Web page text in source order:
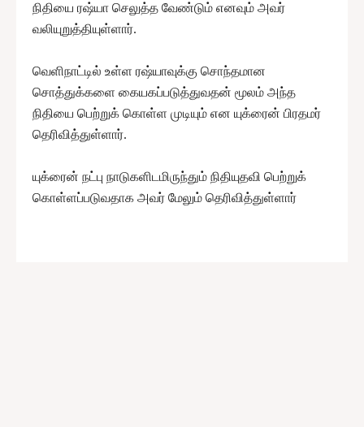
நிதியை ரஷ்யா செலுத்த வேண்டும் எனவும் அவர்
வலியுறுத்தியுள்ளார்.
வெளிநாட்டில் உள்ள ரஷ்யாவுக்கு சொந்தமான
சொத்துக்களை கையகப்படுத்துவதன் மூலம் அந்த
நிதியை பெற்றுக் கொள்ள முடியும் என யுக்ரைன் பிரதமர்
தெரிவித்துள்ளார்.
யுக்ரைன் நட்பு நாடுகளிடமிருந்தும் நிதியுதவி பெற்றுக்
கொள்ளப்படுவதாக அவர் மேலும் தெரிவித்துள்ளார்